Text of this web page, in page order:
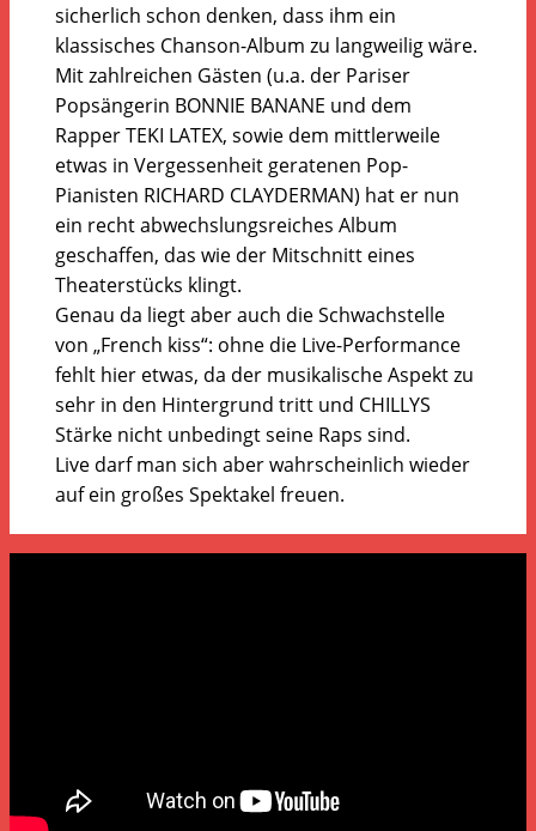
sicherlich schon denken, dass ihm ein
klassisches Chanson-Album zu langweilig wäre.
Mit zahlreichen Gästen (u.a. der Pariser
Popsängerin BONNIE BANANE und dem
Rapper TEKI LATEX, sowie dem mittlerweile
etwas in Vergessenheit geratenen Pop-
Pianisten RICHARD CLAYDERMAN) hat er nun
ein recht abwechslungsreiches Album
geschaffen, das wie der Mitschnitt eines
Theaterstücks klingt.
Genau da liegt aber auch die Schwachstelle
von „French kiss“: ohne die Live-Performance
fehlt hier etwas, da der musikalische Aspekt zu
sehr in den Hintergrund tritt und CHILLYS
Stärke nicht unbedingt seine Raps sind.
Live darf man sich aber wahrscheinlich wieder
auf ein großes Spektakel freuen.